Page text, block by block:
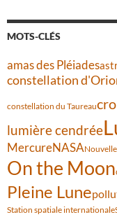
MOTS-CLÉS
amas des Pléiades
constellation
constellation du Taureau
lumière cendrée
MercureNASA
On the Moon
Pleine Lune
Station spatiale internationale